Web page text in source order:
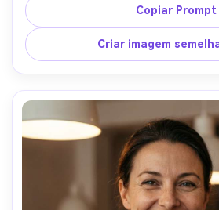
chave softbox e luz de borda
inteiro centrado, humor calmo,
de tecido nítidas, foco
Copiar Prompt
Criar imagem